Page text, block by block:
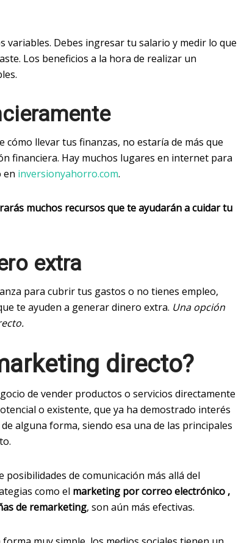
variables. Debes ingresar tu salario y medir lo que
Los beneficios a la hora de realizar un
cómo llevar tus finanzas, no estaría de más que
financiera. Hay muchos lugares en internet para
en inversionyahorro.com.
muchos recursos que te ayudarán a cuidar tu
extra
para cubrir tus gastos o no tienes empleo,
te ayuden a generar dinero extra. Una opción
directo?
de vender productos o servicios directamente
o existente, que ya ha demostrado interés
alguna forma, siendo esa una de las principales
posibilidades de comunicación más allá del
como el marketing por correo electrónico ,
de remarketing, son aún más efectivas.